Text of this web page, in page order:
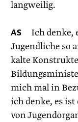
langweilig.
AS Ich denke,
Jugendliche so
kalte
mich mal in
ich denke, es
von